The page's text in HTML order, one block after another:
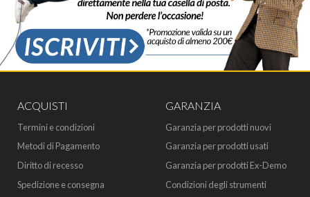
ACQUISTI
Termini e condizioni
Metodi di Pagamento
Diritto di recesso
Spedizione e consegna
GARANZIA
Garanzia per prodotti nuovi
Garanzia per prodotti usati
Garanzia per prodotti Ex-Demo
Condizioni degli strumenti